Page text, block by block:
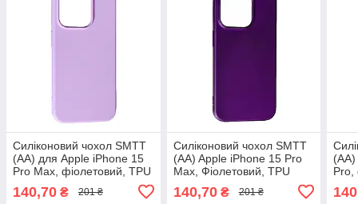
Силіконовий чохол SMTT
(AA) для Apple iPhone 15
Pro Max, фіолетовий, TPU
Touch Soft, оригінальний
чохол
140,70 ₴ 201 ₴
Силіконовий чохол SMTT
(AA) Apple iPhone 15 Pro
Max, Фіолетовий, TPU
Touch Soft, оригінальний
чохол
140,70₴ 201 ₴
Pro,